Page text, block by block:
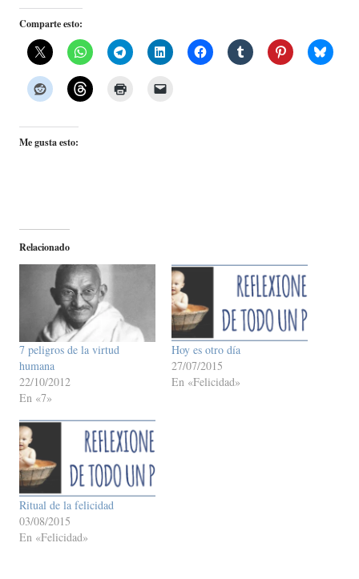
Comparte esto:
Me gusta esto:
Relacionado
7 peligros de la virtud
humana
22/10/2012
En «7»
Hoy es otro día
27/07/2015
En «Felicidad»
Ritual de la felicidad
03/08/2015
En «Felicidad»